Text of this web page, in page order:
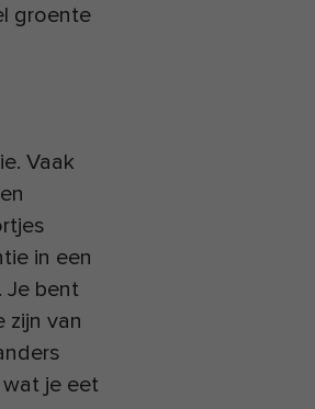
groente
Vaak
in een
Je bent
zijn van
je eet